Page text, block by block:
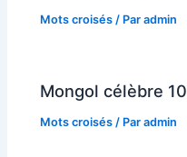
Mots croisés / Paradmin
Mongol célèbre
Mots croisés / Paradmin